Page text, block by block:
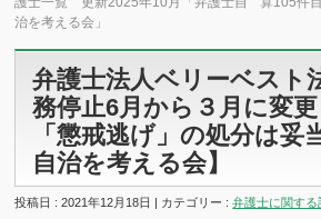
治を考える会」
弁護士法人ベリーベスト
務停止6月から３月に変更
「懲戒逃げ」の処分は妥
自治を考える会】
投稿日 : 2021年12月18日 | カテゴリー :弁護士に関する